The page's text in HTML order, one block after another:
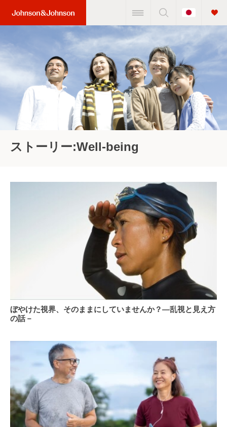
Logo)
Change
Country
ストーリー:Well-being
ぼ
や
ま
ま
に
ぼやけた視界、そのままにしていませんか？―乱視と見え方
の話－